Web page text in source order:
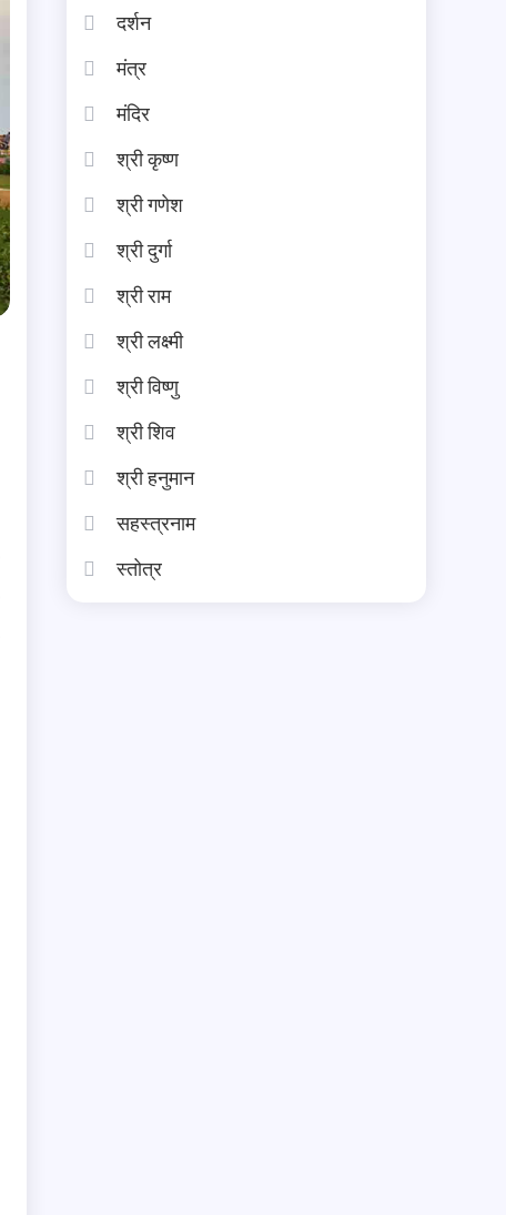
दर्शन
मंत्र
मंदिर
श्री कृष्ण
श्री गणेश
श्री दुर्गा
श्री राम
श्री लक्ष्मी
श्री विष्णु
श्री शिव
श्री हनुमान
सहस्त्रनाम
स्तोत्र